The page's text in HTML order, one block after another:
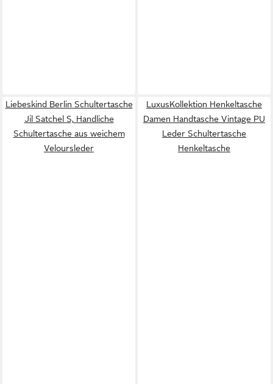
Liebeskind Berlin Schultertasche
Jil Satchel S, Handliche
Schultertasche aus weichem
Veloursleder
LuxusKollektion Henkeltasche
Damen Handtasche Vintage PU
Leder Schultertasche
Henkeltasche